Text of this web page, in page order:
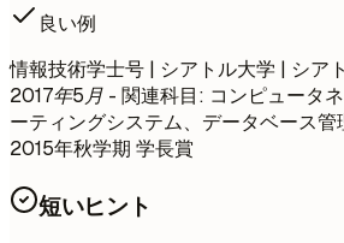
良い例
情報技術学士号 | シアトル大学 | シア
2017年5月 - 関連科目: コンピュータ
ーティングシステム、データベース
2015年秋学期 学長賞
短いヒント